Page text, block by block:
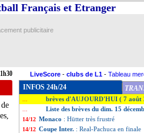
Français et Etranger
publicitaire
LiveScore - clubs de L1 - Tableau
INFOS 24h/24
brèves d'AUJOURD'HUI ( 7 août
Liste des brèves du dim. 15
14/12 Monaco : Hütter très frustré
14/12 Coupe Inter. : Real-Pachuca en finale